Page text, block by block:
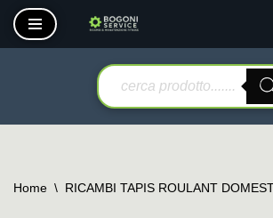
Vai
Home \ RICAMBI TAPIS ROULANT